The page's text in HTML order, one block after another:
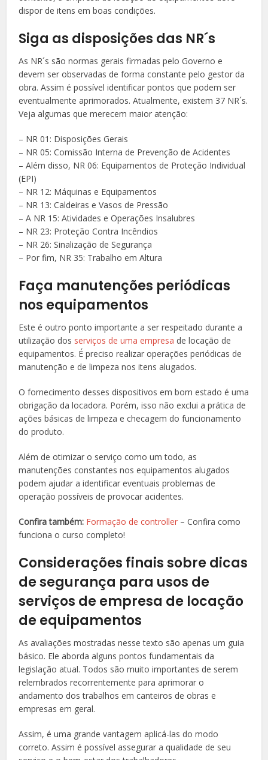
dispor de itens em boas condições.
Siga as disposições das NR´s
As NR´s são normas gerais firmadas pelo Governo e
devem ser observadas de forma constante pelo gestor da
obra. Assim é possível identificar pontos que podem ser
eventualmente aprimorados. Atualmente, existem 37 NR´s.
Veja algumas que merecem maior atenção:
– NR 01: Disposições Gerais
– NR 05: Comissão Interna de Prevenção de Acidentes
– Além disso, NR 06: Equipamentos de Proteção Individual
(EPI)
– NR 12: Máquinas e Equipamentos
– NR 13: Caldeiras e Vasos de Pressão
– A NR 15: Atividades e Operações Insalubres
– NR 23: Proteção Contra Incêndios
– NR 26: Sinalização de Segurança
– Por fim, NR 35: Trabalho em Altura
Faça manutenções periódicas
nos equipamentos
Este é outro ponto importante a ser respeitado durante a
utilização dos serviços de uma empresa de locação de
equipamentos. É preciso realizar operações periódicas de
manutenção e de limpeza nos itens alugados.
O fornecimento desses dispositivos em bom estado é uma
obrigação da locadora. Porém, isso não exclui a prática de
ações básicas de limpeza e checagem do funcionamento
do produto.
Além de otimizar o serviço como um todo, as
manutenções constantes nos equipamentos alugados
podem ajudar a identificar eventuais problemas de
operação possíveis de provocar acidentes.
Confira também: Formação de controller – Confira como
funciona o curso completo!
Considerações finais sobre dicas
de segurança para usos de
serviços de empresa de locação
de equipamentos
As avaliações mostradas nesse texto são apenas um guia
básico. Ele aborda alguns pontos fundamentais da
legislação atual. Todos são muito importantes de serem
relembrados recorrentemente para aprimorar o
andamento dos trabalhos em canteiros de obras e
empresas em geral.
Assim, é uma grande vantagem aplicá-las do modo
correto. Assim é possível assegurar a qualidade de seu